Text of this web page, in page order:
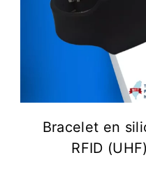
Bracelet en
RFID (UHF)